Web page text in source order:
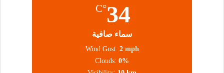
34
°C
سماء صافية
Wind Gust: 2 mph
Clouds: 0%